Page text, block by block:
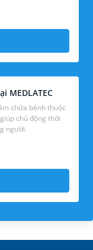
MEDLATEC
chữa bệnh thuộc
chủ động thời
xúc đông người.